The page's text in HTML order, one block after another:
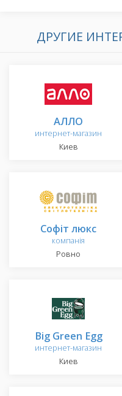
ДРУГИЕ
АЛЛО
интернет-магазин
Киев
Софіт люкс
компанія
Ровно
Big Green Egg
интернет-магазин
Киев